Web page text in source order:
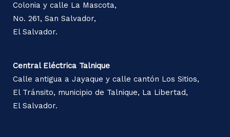
Colonia y calle La Mascota,
No. 261, San Salvador,
El Salvador.
Central Eléctrica Talnique
Calle antigua a Jayaque y calle cantón Los Sitios,
El Tránsito, municipio de Talnique, La Libertad,
El Salvador.